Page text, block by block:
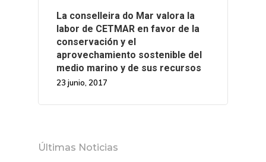
La conselleira do Mar valora la
labor de CETMAR en favor de la
conservación y el
aprovechamiento sostenible del
medio marino y de sus recursos
23 junio, 2017
Últimas Noticias